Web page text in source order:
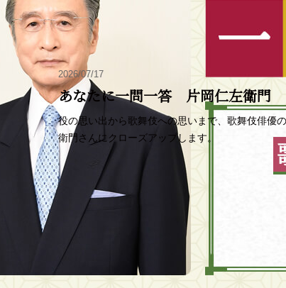
2026/07/17
あなたに一問一答 片岡仁左衛門
役の思い出から歌舞伎への思いまで、歌舞伎俳優
衛門さんにクローズアップします。